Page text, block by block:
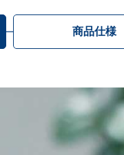
商品仕様